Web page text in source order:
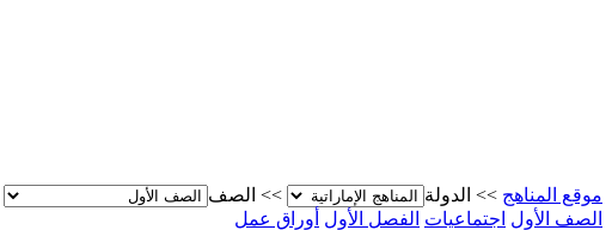
موقع المناهج >> الدولة >> الصف
الصف الأول اجتماعيات الفصل الأول أوراق عمل